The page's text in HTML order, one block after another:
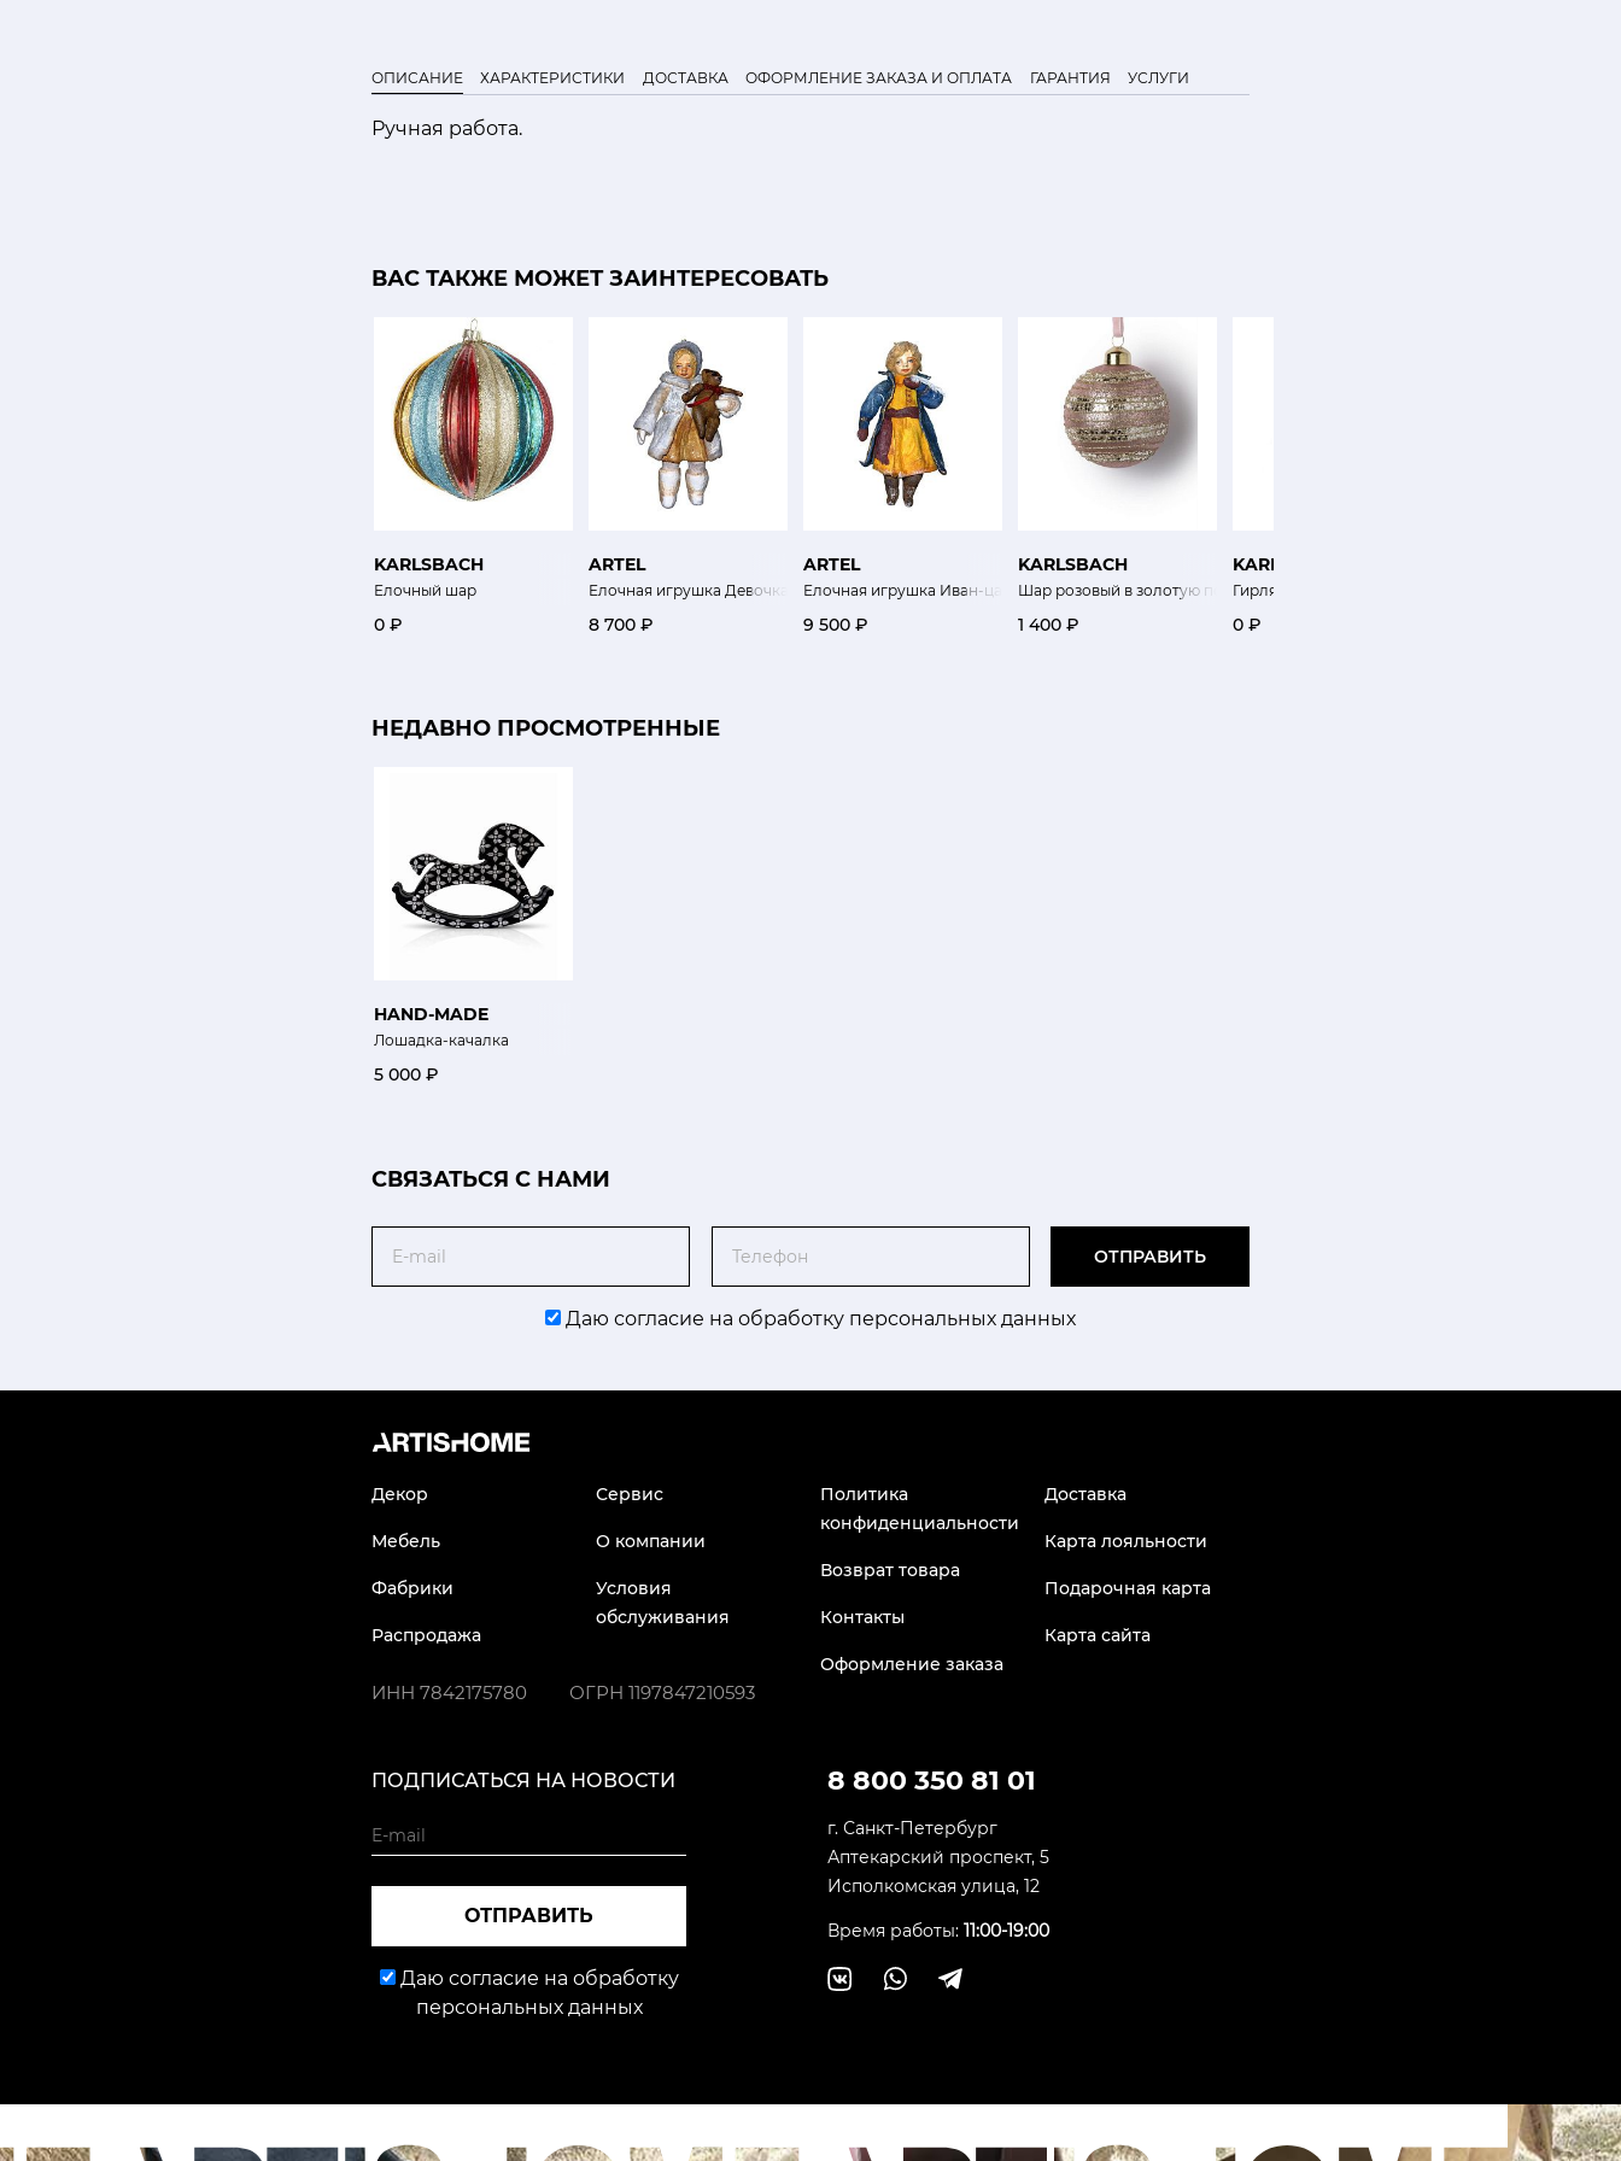
ОПИСАНИЕ ХАРАКТЕРИСТИКИ ДОСТАВКА ОФОРМЛЕНИЕ ЗАКАЗА И ОПЛАТА ГАРАНТИЯ УСЛУГИ
Ручная работа.
ВАС ТАКЖЕ МОЖЕТ ЗАИНТЕРЕСОВАТЬ
KARLSBACH
Елочный шар
0 ₽
ARTEL
Елочная игрушка Девочка с мишкой
8 700 ₽
ARTEL
Елочная игрушка Иван-царевич
9 500 ₽
KARLSBACH
Шар розовый в золотую полоску
1 400 ₽
KARLSBACH
Гирлянда со стразами
0 ₽
НЕДАВНО ПРОСМОТРЕННЫЕ
HAND-MADE
Лошадка-качалка
5 000 ₽
CВЯЗАТЬСЯ С НАМИ
ОТПРАВИТЬ
Даю согласие на обработку персональных данных
Декор
Мебель
Фабрики
Распродажа
Сервис
О компании
Условия
обслуживания
Политика
конфиденциальности
Возврат товара
Контакты
Оформление заказа
Доставка
Карта лояльности
Подарочная карта
Карта сайта
ИНН 7842175780 ОГРН 1197847210593
8 800 350 81 01
г. Санкт-Петербург
Аптекарский проспект, 5
Исполкомская улица, 12
Время работы: 11:00-19:00
ПОДПИСАТЬСЯ НА НОВОСТИ
ОТПРАВИТЬ
Даю согласие на обработку
персональных данных